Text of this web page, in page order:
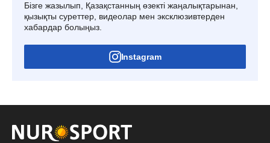
Бізге жазылып, Қазақстанның өзекті жаңалықтарынан,
қызықты суреттер, видеолар мен эксклюзивтерден
хабардар болыңыз.
Instagram